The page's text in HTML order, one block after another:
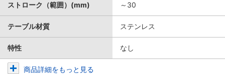
ストローク（範囲）(mm) ～30
テーブル材質 ステンレス
特性 なし
商品詳細をもっと見る